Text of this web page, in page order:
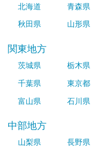
北海道 青森県
秋田県
山形県
関東地方
茨城県 栃木県
千葉県
東京都
富山県
石川県
中部地方
山梨県 長野県